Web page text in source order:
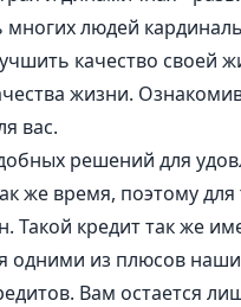
людей
качество своей
жизни.
вас.
решений для
же время, поэтому
Такой кредит так же
одними из плюсов
Вам остается